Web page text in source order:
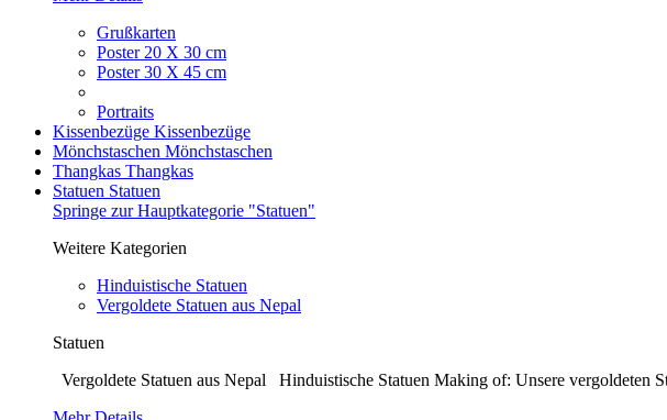
Grußkarten
Poster 20 X 30 cm
Poster 30 X 45 cm
Portraits
Kissenbezüge Kissenbezüge
Mönchstaschen Mönchstaschen
Thangkas Thangkas
Statuen Statuen
Springe zur Hauptkategorie "Statuen"
Weitere Kategorien
Hinduistische Statuen
Vergoldete Statuen aus Nepal
Statuen
Vergoldete Statuen aus Nepal Hinduistische Statuen Making of: Unsere vergoldeten